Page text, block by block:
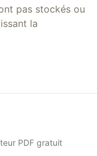
pas stockés ou
la
PDF gratuit